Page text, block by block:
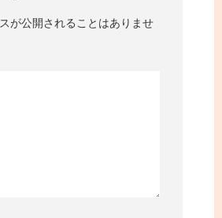
が公開されることはありませ